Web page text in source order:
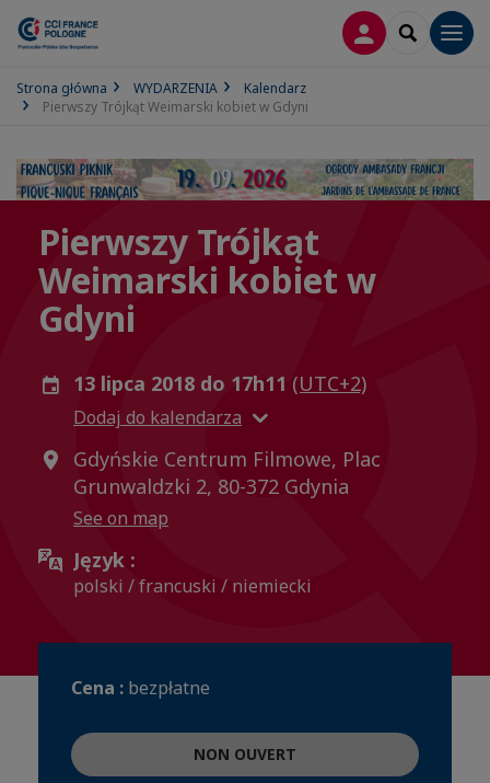
LOGOWANIE
SEARCH
Strona główna WYDARZENIA
Kalendarz
Pierwszy Trójkąt Weimarski kobiet w Gdyni
Pierwszy Trójkąt
Weimarski kobiet w
Gdyni
13 lipca 2018 do 17h11 (UTC+2)
Dodaj do kalendarza
Gdyńskie Centrum Filmowe, Plac
Grunwaldzki 2, 80-372 Gdynia
See on map
Język :
polski / francuski / niemiecki
Cena : bezpłatne
NON OUVERT